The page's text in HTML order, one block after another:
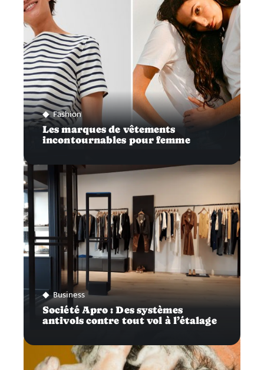
Fashion
Les marques de vêtements
incontournables pour femme
Business
Société Apro : Des systèmes
antivols contre tout vol à l’étalage